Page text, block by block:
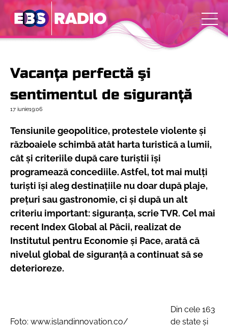
Vacanţa perfectă şi
sentimentul de siguranţă
17 iunie19:06
Tensiunile geopolitice, protestele violente şi
războaiele schimbă atât harta turistică a lumii,
cât şi criteriile după care turiştii îşi
programează concediile. Astfel, tot mai mulți
turiști își aleg destinațiile nu doar după plaje,
prețuri sau gastronomie, ci și după un alt
criteriu important: siguranța, scrie TVR. Cel mai
recent Index Global al Păcii, realizat de
Institutul pentru Economie și Pace, arată că
nivelul global de siguranță a continuat să se
deterioreze.
Foto: www.islandinnovation.co/
Din cele 163
de state și